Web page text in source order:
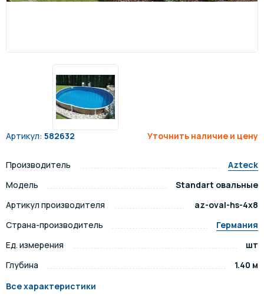
Артикул: 582632 Уточнить наличие и цену
Производитель
Azteck
Модель
Standart овальные
Артикул производителя
az-oval-hs-4x8
Страна-производитель
Германия
Ед. измерения
шт
Глубина
1.40 м
Все характеристики